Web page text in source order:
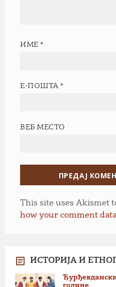
ИМЕ*
Е-ПОШТА*
ВЕБ МЕСТО
This site uses Akismet
how your comment
ИСТОРИЈА И
године